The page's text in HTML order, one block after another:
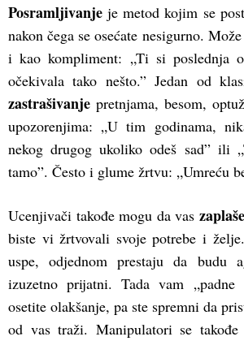
Posramljivanje je metod kojim se
nakon čega se osećate nesigurno.
i kao kompliment: „Ti si poslednja
očekivala tako nešto.” Jedan od
zastrašivanje pretnjama, besom,
upozorenjima: „U tim godinama,
nekog drugog ukoliko odeš sad” ili
tamo”. Često i glume žrtvu: „Umreću
Ucenjivači takođe mogu da vas
biste vi žrtvovali svoje potrebe i
uspe, odjednom prestaju da budu
izuzetno prijatni. Tada vam
osetite olakšanje, pa ste spremni da
od vas traži. Manipulatori se